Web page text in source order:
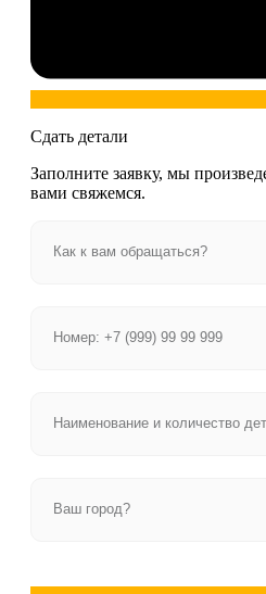
Сдать детали
Заполните заявку, мы
вами свяжемся.